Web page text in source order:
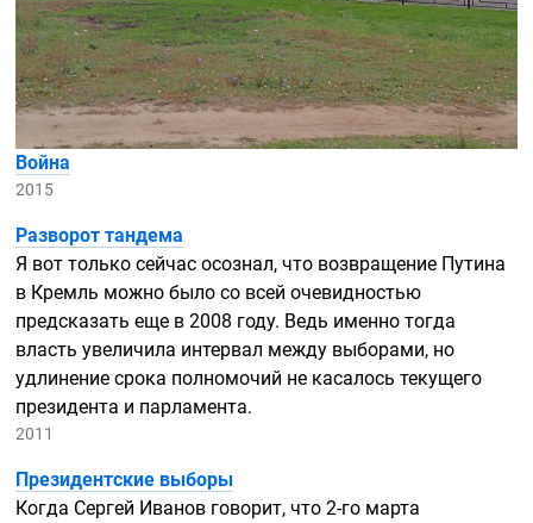
Война
2015
Разворот тандема
Я вот только сейчас осознал, что возвращение Путина
в Кремль можно было со всей очевидностью
предсказать еще в 2008 году. Ведь именно тогда
власть увеличила интервал между выборами, но
удлинение срока полномочий не касалось текущего
президента и парламента.
2011
Президентские выборы
Когда Сергей Иванов говорит, что2-го марта